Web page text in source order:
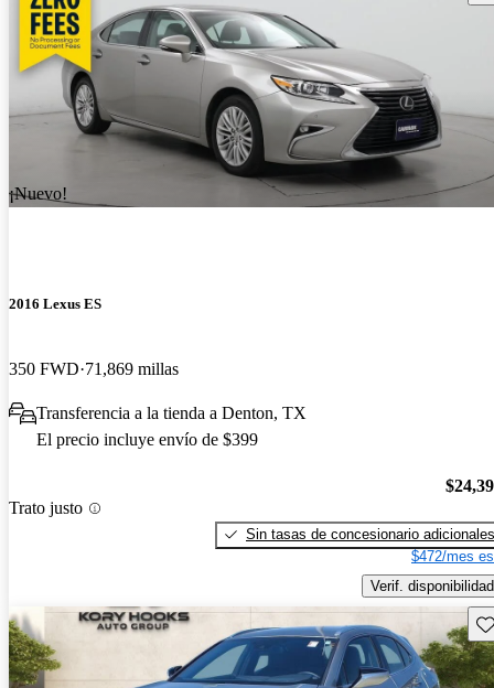
¡Nuevo!
2016 Lexus ES
350 FWD 71,869 millas
Transferencia a la tienda a Denton, TX
El precio incluye envío de $399
Trato justo
Sin tasas de concesionario adicionales
$472/mes
Verif. disponibilidad